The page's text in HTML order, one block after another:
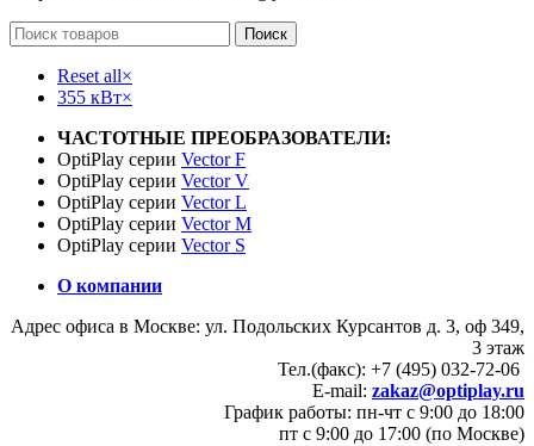
Поиск
Reset all×
355 кВт×
ЧАСТОТНЫЕ ПРЕОБРАЗОВАТЕЛИ:
OptiPlay серии Vector F
OptiPlay серии Vector V
OptiPlay серии Vector L
OptiPlay серии Vector M
OptiPlay серии Vector S
О компании
Адрес офиса в Москве: ул. Подольских Курсантов д. 3, оф 349,
3 этаж
Тел.(факс): +7 (495) 032-72-06
E-mail: zakaz@optiplay.ru
График работы: пн-чт с 9:00 до 18:00
пт с 9:00 до 17:00 (по Москве)